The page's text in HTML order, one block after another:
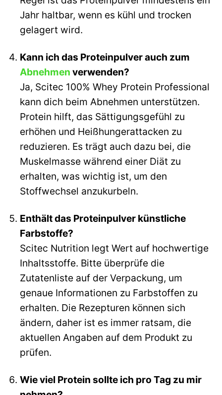
Jahr haltbar, wenn es kühl und trocken
gelagert wird.
Kann ich das Proteinpulver auch zum
Abnehmen verwenden?
Ja, Scitec 100% Whey Protein Professional
kann dich beim Abnehmen unterstützen.
Protein hilft, das Sättigungsgefühl zu
erhöhen und Heißhungerattacken zu
reduzieren. Es trägt auch dazu bei, die
Muskelmasse während einer Diät zu
erhalten, was wichtig ist, um den
Stoffwechsel anzukurbeln.
Enthält das Proteinpulver künstliche
Farbstoffe?
Scitec Nutrition legt Wert auf hochwertige
Inhaltsstoffe. Bitte überprüfe die
Zutatenliste auf der Verpackung, um
genaue Informationen zu Farbstoffen zu
erhalten. Die Rezepturen können sich
ändern, daher ist es immer ratsam, die
aktuellen Angaben auf dem Produkt zu
prüfen.
Wie viel Protein sollte ich pro Tag zu mir